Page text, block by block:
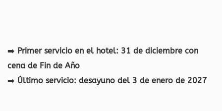
➡️ Primer servicio en el hotel: 31 de diciembre con
cena de Fin de Año
➡️ Último servicio: desayuno del 3 de enero de 2027